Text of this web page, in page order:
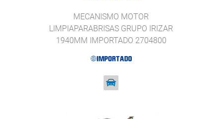
MECANISMO MOTOR
LIMPIAPARABRISAS GRUPO IRIZAR
1940MM IMPORTADO 2704800